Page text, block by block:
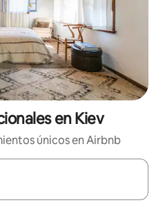
en Kiev
únicos en Airbnb
disponibles, navegá con las